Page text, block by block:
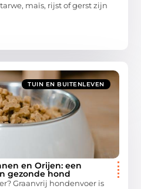
maïs, rijst of gerst zijn
TUIN EN BUITENLEVEN
en Orijen: een
gezonde hond
Graanvrij hondenvoer is